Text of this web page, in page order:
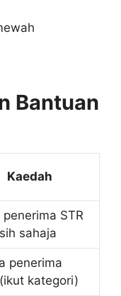
Bantuan
Kaedah
STR
sahaja
penerima
kategori)